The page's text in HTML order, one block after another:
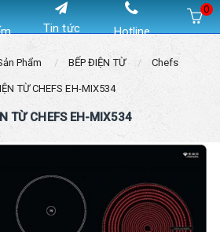
Tin tức Hotline
0
Phẩm BẾP ĐIỆN TỪ Chefs
TỪ CHEFS EH-MIX534
TỪ CHEFS EH-MIX534